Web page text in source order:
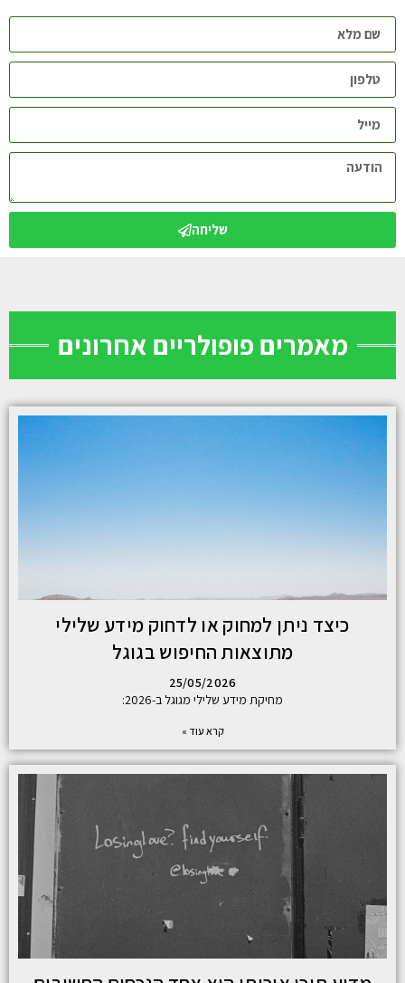
שליחה
מאמרים פופולריים אחרונים
כיצד ניתן למחוק או לדחוק מידע שלילי
מתוצאות החיפוש בגוגל
25/05/2026
מחיקת מידע שלילי מגוגל ב-2026:
קרא עוד »